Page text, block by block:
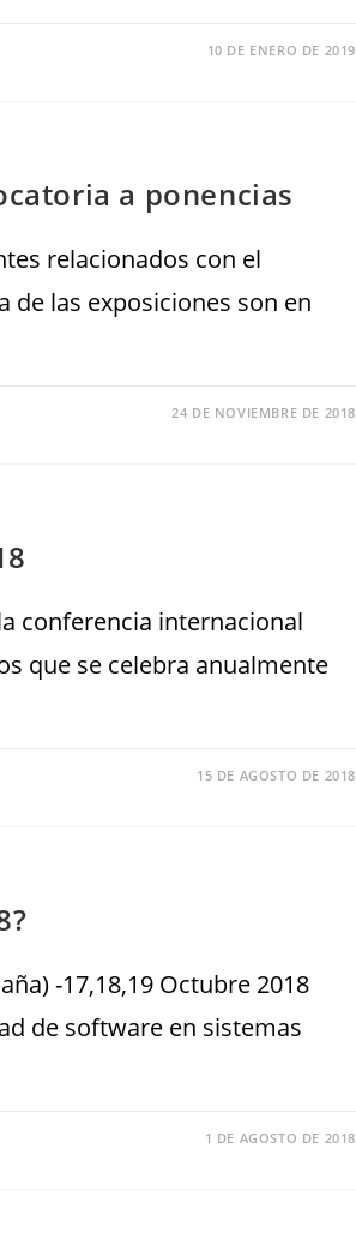
10 DE ENERO DE 2019
a ponencias
relacionados con el
de las exposiciones son en
24 DE NOVIEMBRE DE 2018
conferencia internacional
que se celebra anualmente
15 DE AGOSTO DE 2018
-17,18,19 Octubre 2018
de software en sistemas
1 DE AGOSTO DE 2018